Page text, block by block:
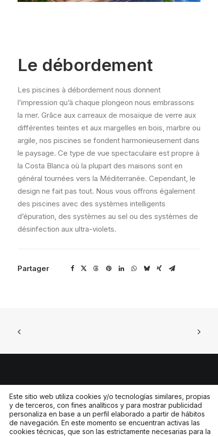
Le débordement
Les piscines à débordement nous donnent
l’impression qu’à chaque plongeon nous embrassons
la mer. Grâce aux carreaux de mosaïque de verre aux
différentes teintes et aux margelles en bois, marbre ou
argile, nos piscines se fondent harmonieusement dans
le paysage. Ce type de vue spectaculaire est propre à
la Costa Blanca où la plupart des maisons sont en
général tournées vers la Méditerranée. Cependant, le
design ne fait pas tout. Nous vous offrons également
des piscines avec des systèmes intelligents
d’épuration, des systèmes au sel ou des systèmes de
désinfection aux ultra-violets.
Partager
© 2026 Jorge Canet SL. Todos los derechos
reservados
Este sitio web utiliza cookies y/o tecnologías similares, propias
y de terceros, con fines analíticos y para mostrar publicidad
personaliza en base a un perfil elaborado a partir de hábitos
de navegación. En este momento se encuentran activas las
cookies técnicas, que son las estrictamente necesarias para la